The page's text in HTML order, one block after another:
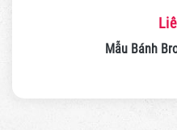
Mẫu Bánh